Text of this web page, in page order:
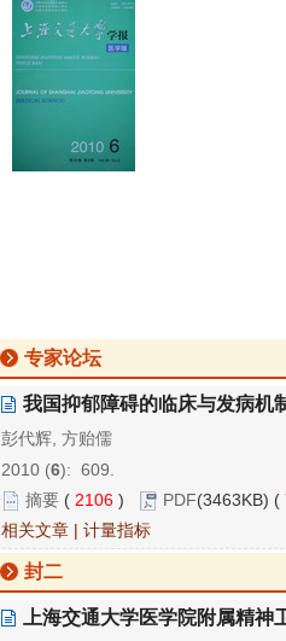
专家论坛
我国抑郁障碍的临床与发病机
彭代辉, 方贻儒
2010 (6): 609.
摘要 ( 2106 ) PDF(3463KB) (
相关文章 | 计量指标
封二
上海交通大学医学院附属精